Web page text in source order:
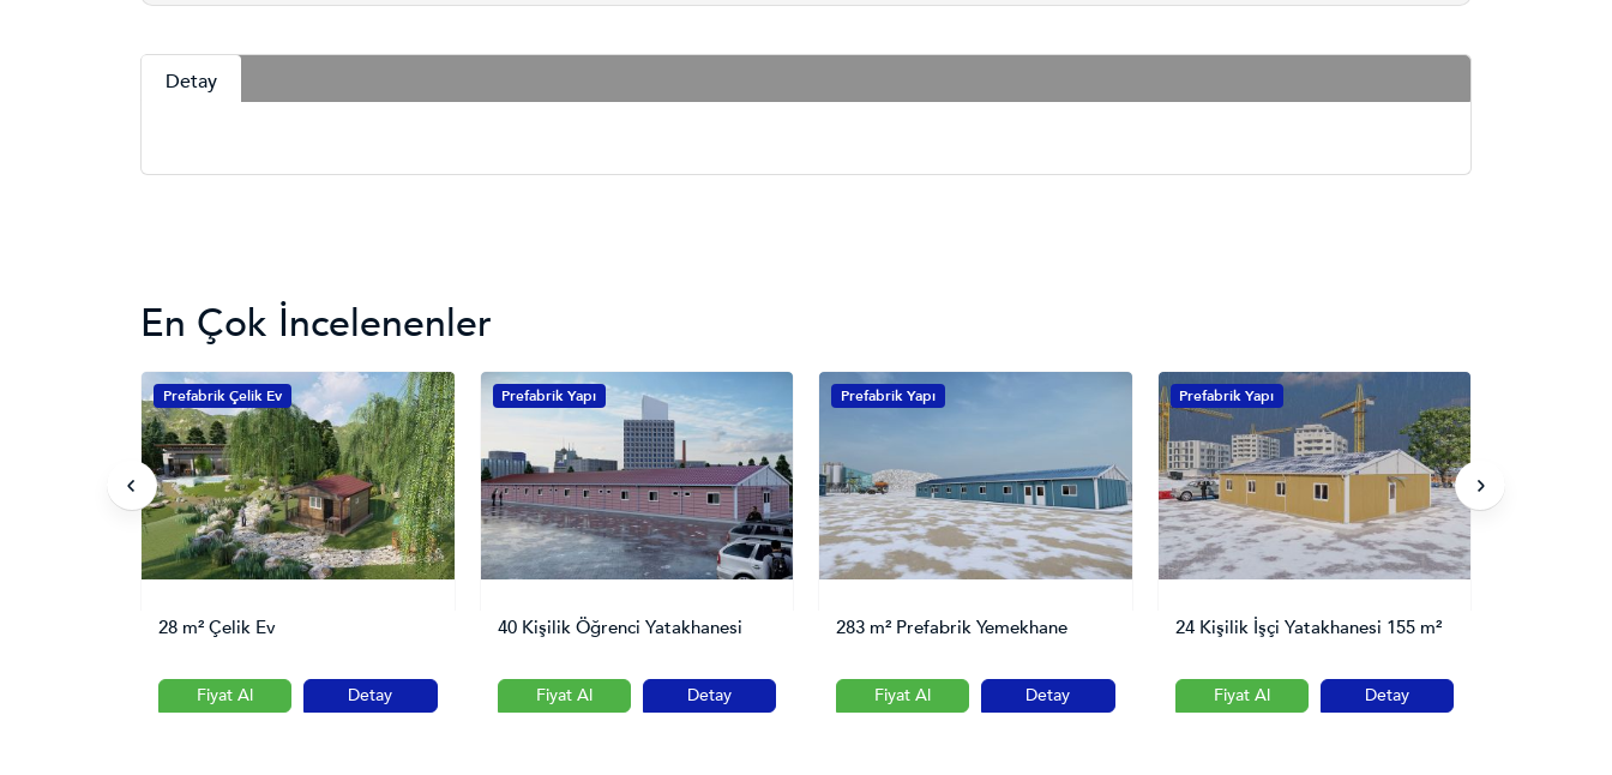
Detay
En Çok İncelenenler
Prefabrik Çelik Ev
28 m² Çelik Ev
Fiyat Al Detay
Prefabrik Yapı
40 Kişilik Öğrenci Yatakhanesi
Fiyat Al Detay
Prefabrik Yapı
283 m² Prefabrik Yemekhane
Fiyat Al Detay
Prefabrik Yapı
24 Kişilik İşçi Yatakhanesi 155 m²
Fiyat Al Detay